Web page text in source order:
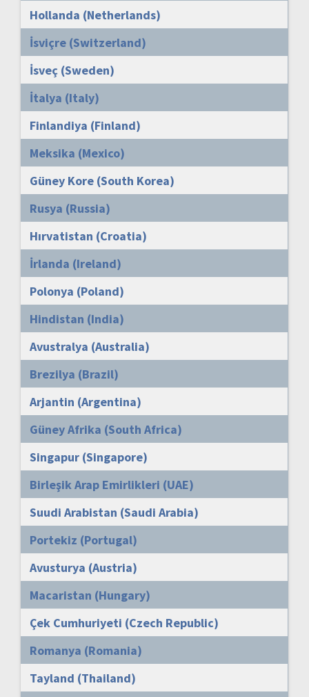
Hollanda (Netherlands)
İsviçre (Switzerland)
İsveç (Sweden)
İtalya (Italy)
Finlandiya (Finland)
Meksika (Mexico)
Güney Kore (South Korea)
Rusya (Russia)
Hırvatistan (Croatia)
İrlanda (Ireland)
Polonya (Poland)
Hindistan (India)
Avustralya (Australia)
Brezilya (Brazil)
Arjantin (Argentina)
Güney Afrika (South Africa)
Singapur (Singapore)
Birleşik Arap Emirlikleri (UAE)
Suudi Arabistan (Saudi Arabia)
Portekiz (Portugal)
Avusturya (Austria)
Macaristan (Hungary)
Çek Cumhuriyeti (Czech Republic)
Romanya (Romania)
Tayland (Thailand)